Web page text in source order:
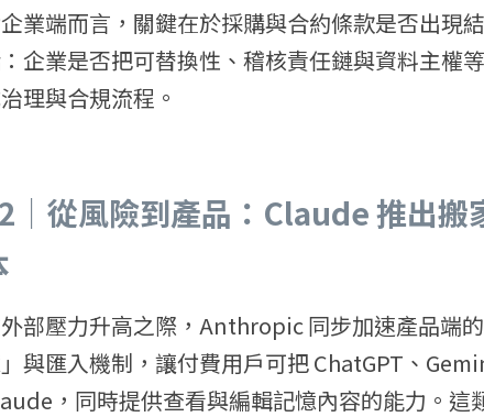
業端而言，關鍵在於採購與合約條款是否出現
企業是否把可替換性、稽核責任鏈與資料主權
理與合規流程。
｜從風險到產品：Claude 推出搬
部壓力升高之際，Anthropic 同步加速產品端
與匯入機制，讓付費用戶可把 ChatGPT、
，同時提供查看與編輯記憶內容的能力。這